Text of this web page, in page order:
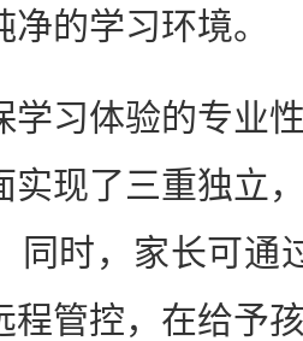
的学习环境。
习体验的专业性
实现了三重独立
同时，家长可通
程管控，在给予